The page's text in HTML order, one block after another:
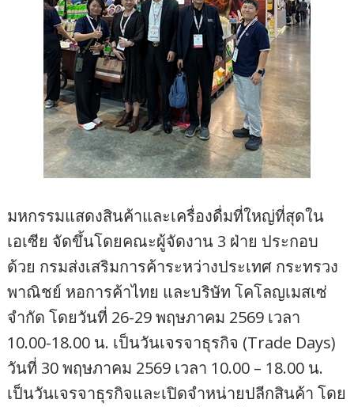
มหกรรมแสดงสินค้าและเครื่องดื่มที่ใหญ่ที่สุดใน
เอเซีย จัดขึ้นโดยคณะผู้จัดงาน 3 ฝ่าย ประกอบ
ด้วย กรมส่งเสริมการค้าระหว่างประเทศ กระทรวง
พาณิชย์ หอการค้าไทย และบริษัท โคโลญเมสเซ่
จำกัด โดยวันที่ 26-29 พฤษภาคม 2569 เวลา
10.00-18.00 น. เป็นวันเจรจาธุรกิจ (Trade Days)
วันที่ 30 พฤษภาคม 2569 เวลา 10.00 – 18.00 น.
เป็นวันเจรจาธุรกิจและเปิดจำหน่ายปลีกสินค้า โดย